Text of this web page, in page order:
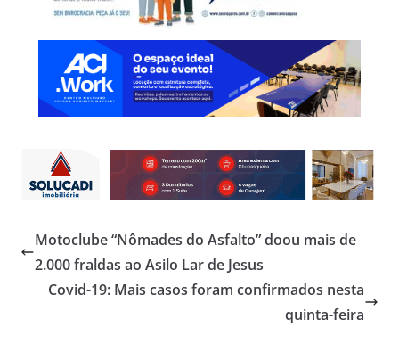
Motoclube “Nômades do Asfalto” doou mais de
2.000 fraldas ao Asilo Lar de Jesus
Covid-19: Mais casos foram confirmados nesta
quinta-feira